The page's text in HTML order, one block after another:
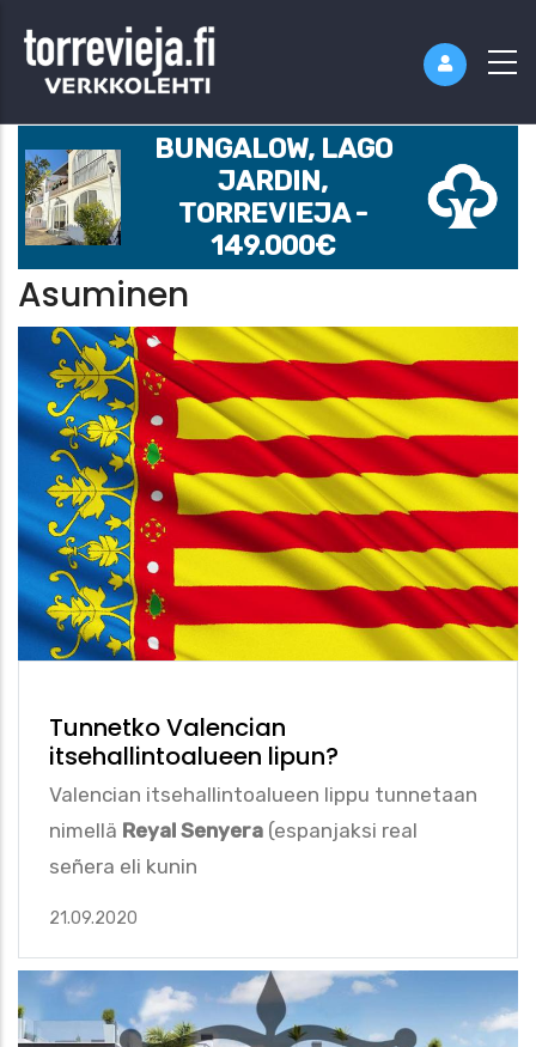
BUNGALOW, LAGO
JARDIN,
TORREVIEJA -
149.000€
Asuminen
Tunnetko Valencian
itsehallintoalueen lipun?
Valencian itsehallintoalueen lippu tunnetaan
nimellä Reyal Senyera (espanjaksi real
señera eli kunin
21.09.2020